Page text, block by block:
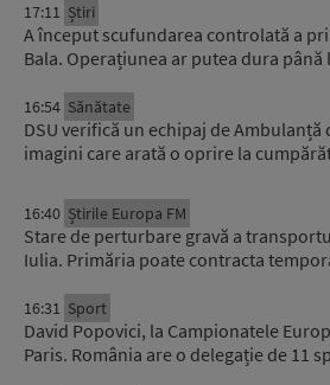
17:11 Știri
A început scufundarea controlată a
Bala. Operațiunea ar putea dura până
16:54 Sănătate
DSU verifică un echipaj de Ambulanță
imagini care arată o oprire la
16:40 Știrile Europa FM
Stare de perturbare gravă a
Iulia. Primăria poate contracta
16:31 Sport
David Popovici, la Campionatele
Paris. România are o delegație de 11